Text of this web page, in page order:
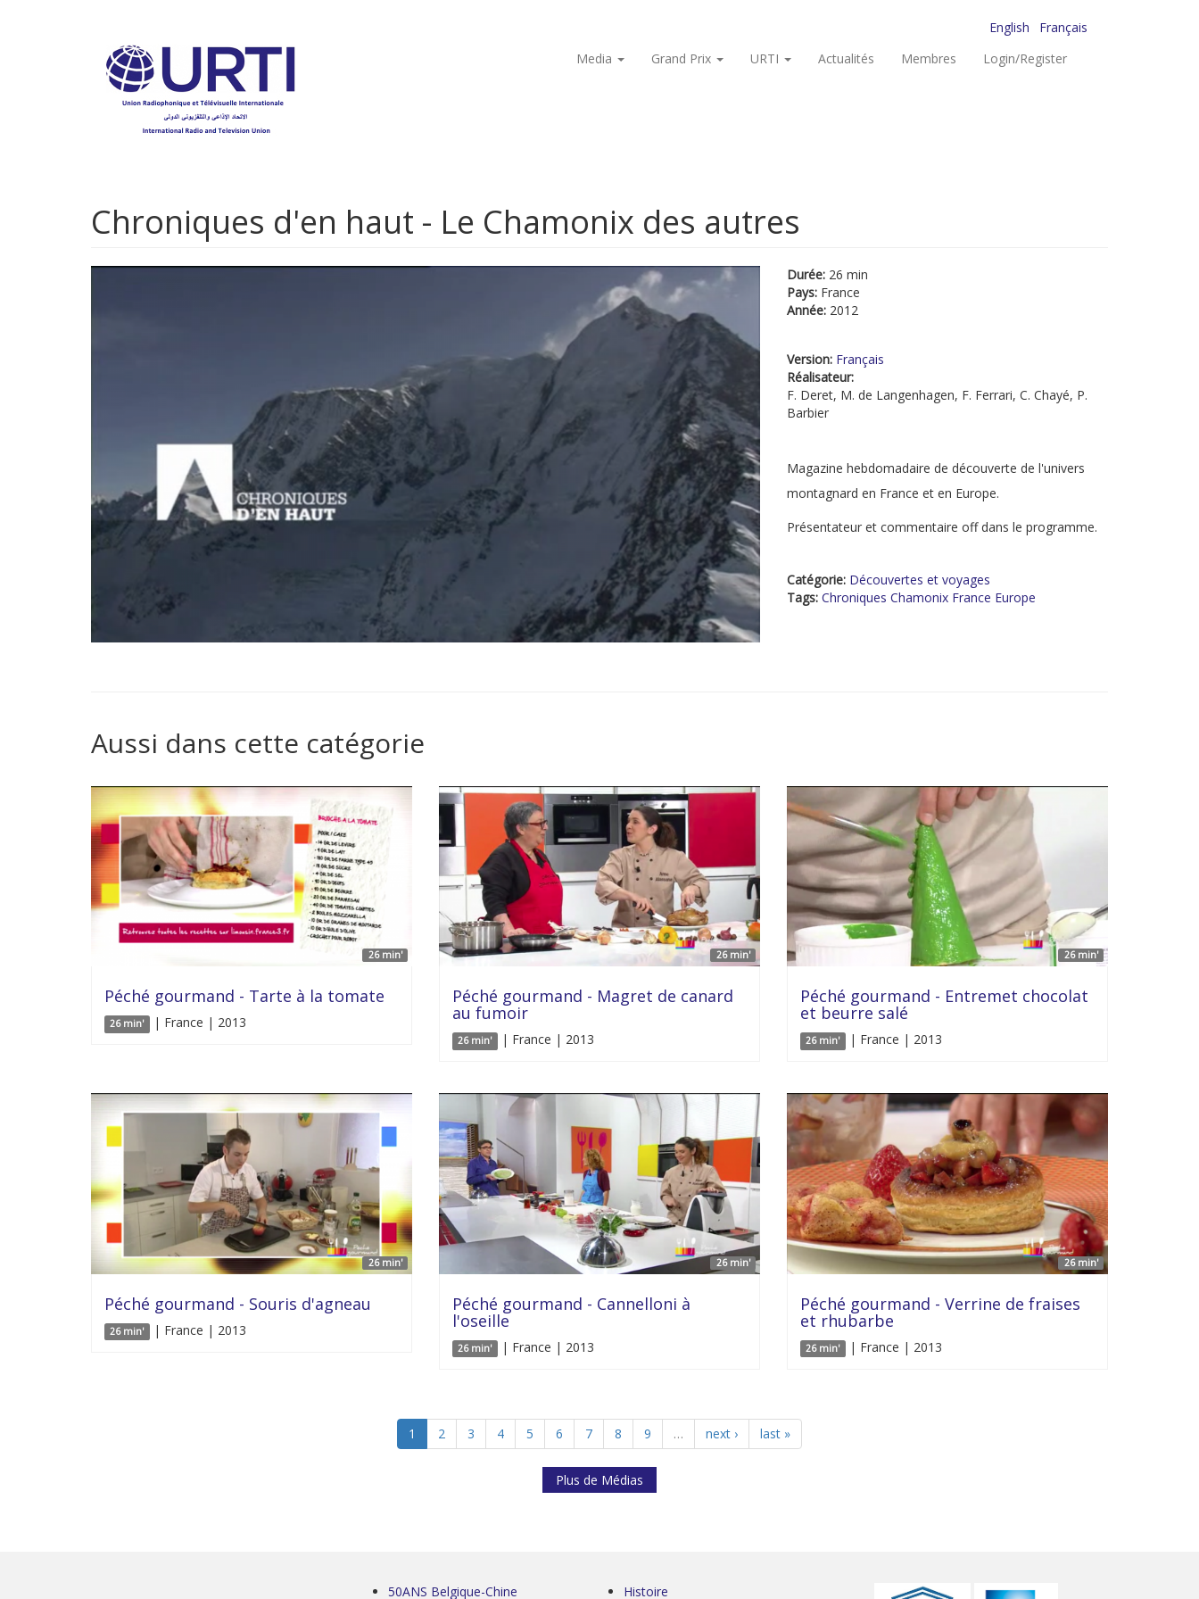
English
Français
Media
Grand Prix URTI Actualités Membres Login/Register
Chroniques d'en haut - Le Chamonix des autres
Durée: 26 min
Pays: France
Année: 2012
Version: Français
Réalisateur:
F. Deret, M. de Langenhagen, F. Ferrari, C. Chayé, P.
Barbier
Magazine hebdomadaire de découverte de l'univers
montagnard en France et en Europe.
Présentateur et commentaire off dans le programme.
Catégorie: Découvertes et voyages
Tags: Chroniques Chamonix France Europe
Aussi dans cette catégorie
26 min'
Péché gourmand - Tarte à la tomate
26 min' | France | 2013
26 min'
Péché gourmand - Magret de canard
au fumoir
26 min' | France | 2013
26 min'
Péché gourmand - Entremet chocolat
et beurre salé
26 min' | France | 2013
26 min'
Péché gourmand - Souris d'agneau
26 min' | France | 2013
26 min'
Péché gourmand - Cannelloni à
l'oseille
26 min' | France | 2013
26 min'
Péché gourmand - Verrine de fraises
et rhubarbe
26 min' | France | 2013
1 2 3 4 5 6 7 8 9 … next › last »
Plus de Médias
50ANS Belgique-Chine Histoire